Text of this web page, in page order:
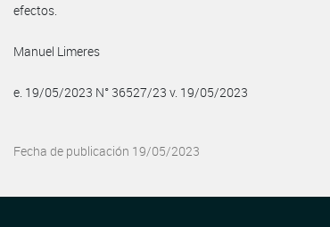
efectos.
Manuel Limeres
e. 19/05/2023 N° 36527/23 v. 19/05/2023
Fecha de publicación 19/05/2023